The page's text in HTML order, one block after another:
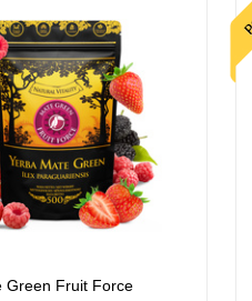
Green Fruit Force